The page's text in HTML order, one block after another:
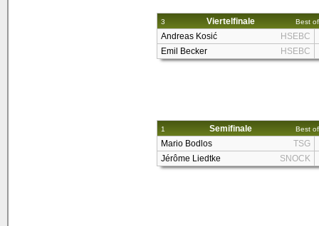
3 Viertelfinale Best
Andreas Kosić
HSEBC
Emil Becker
HSEBC
1 Semifinale Best
Mario Bodlos
TSG
Jérôme Liedtke
SNOCK